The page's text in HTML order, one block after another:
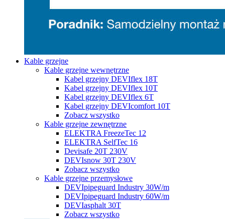
Kable grzejne
Kable grzejne wewnętrzne
Kabel grzejny DEVIflex 18T
Kabel grzejny DEVIflex 10T
Kabel grzejny DEVIflex 6T
Kabel grzejny DEVIcomfort 10T
Zobacz wszystko
Kable grzejne zewnętrzne
ELEKTRA FreezeTec 12
ELEKTRA SelfTec 16
Devisafe 20T 230V
DEVIsnow 30T 230V
Zobacz wszystko
Kable grzejne przemysłowe
DEVIpipeguard Industry 30W/m
DEVIpipeguard Industry 60W/m
DEVIasphalt 30T
Zobacz wszystko